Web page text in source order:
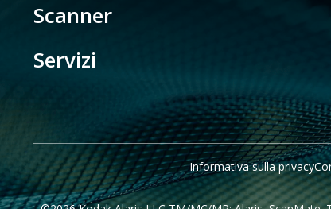
Scanner
Servizi
Informativa sulla privacy